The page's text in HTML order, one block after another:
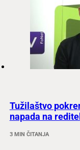
Tužilaštvo
napada na
3 MIN ČITANJA